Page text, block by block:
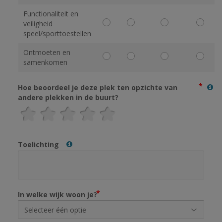
Functionaliteit en
veiligheid
speel/sporttoestellen
Ontmoeten en
samenkomen
Hoe beoordeel je deze plek ten opzichte van
andere plekken in de buurt?
Toelichting
In welke wijk woon je?